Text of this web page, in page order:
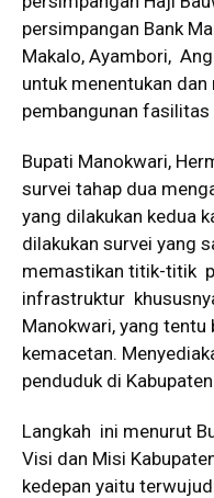
persimpangan Bank
Makalo, Ayambori,
untuk menentukan
pembangunan
Bupati Manokwari,
survei tahap dua
yang dilakukan kedua
dilakukan survei yang
memastikan titik-titik
infrastruktur
Manokwari, yang
kemacetan.
penduduk di
Langkah ini menurut
Visi dan Misi
kedepan yaitu